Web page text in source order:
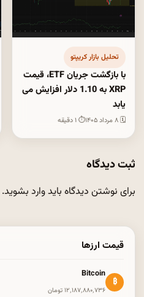
تحلیل بازار کریپتو
با بازگشت جریان ETF، قیمت
XRP به 1.10 دلار افزایش می
یابد
🗓 ۸ مرداد ۱۴۰۵ ⏱ ۱ دقیقه
ثبت دیدگاه
برای نوشتن دیدگاه بایدوارد بشوید.
قیمت ارزها
₿
Bitcoin
۱۲٬۱۸۷٬۸۸۰٬۷۳۶ تومان